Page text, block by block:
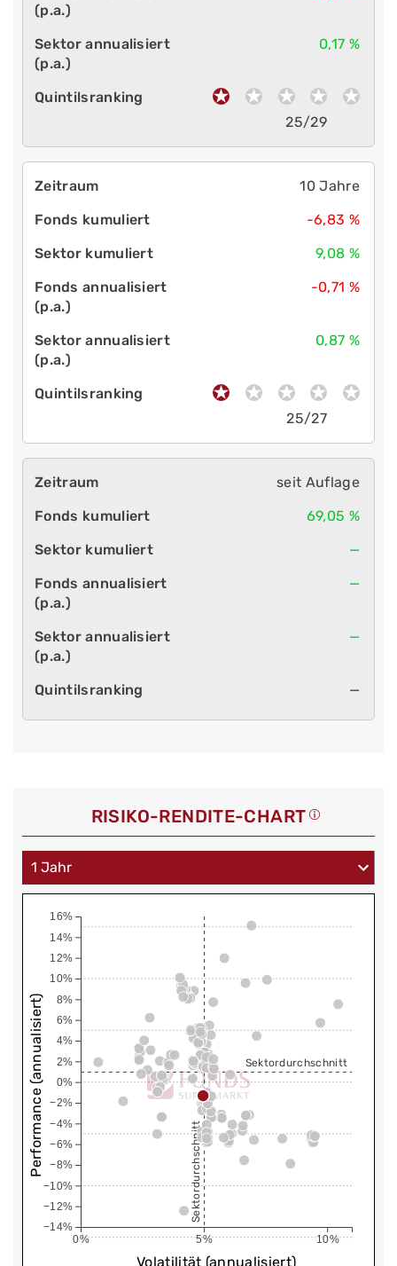
0,17 %
25/29
10 Jahre
-6,83 %
9,08 %
-0,71 %
0,87 %
25/27
seit Auflage
69,05 %
—
—
—
—
RISIKO-RENDITE-CHART
0% 5% 10%
−14%
−12%
−10%
−8%
−6%
−4%
−2%
0%
2%
4%
6%
8%
10%
12%
14%
16%
Sektordurchschnitt
Sektordurchschnitt
Volatilität (annualisiert)
Performance (annualisiert)